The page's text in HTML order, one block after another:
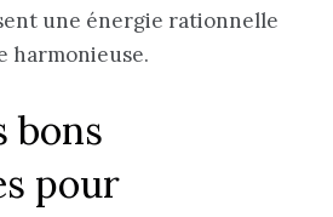
une énergie rationnelle
harmonieuse.
bons
pour